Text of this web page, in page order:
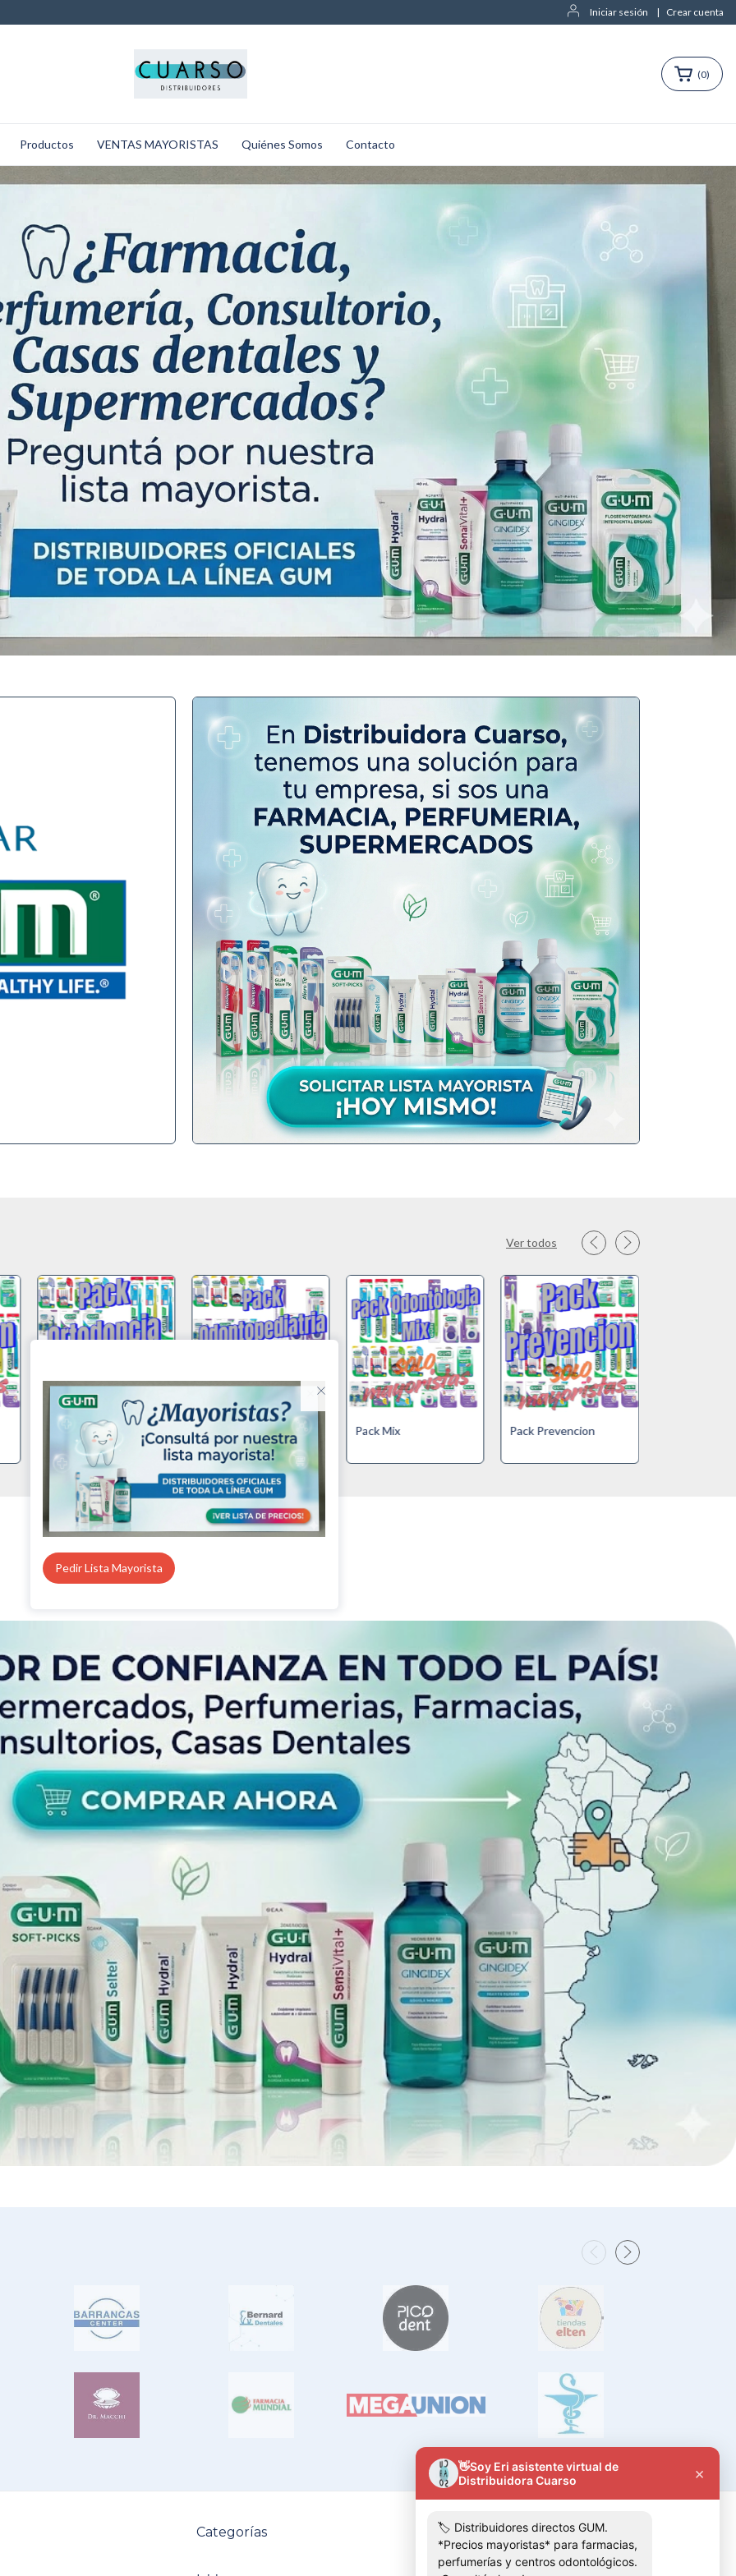
Iniciar sesión | Crear cuenta
(0)
Productos VENTAS MAYORISTAS Quiénes Somos Contacto
Ver todos
Pack Ortodoncia Pack Odontopediatra Pack Mix Pack Prevencion
Categorías Contactános
Pedir Lista Mayorista